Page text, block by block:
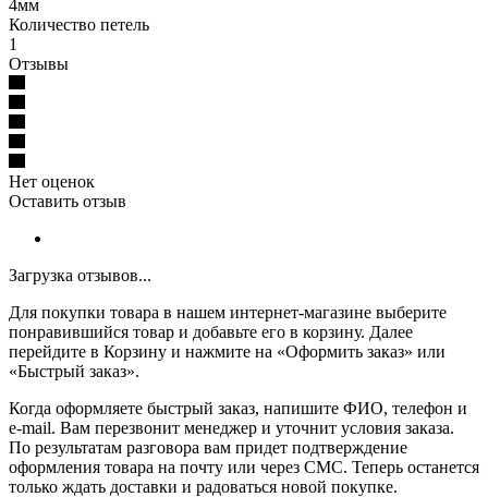
4мм
Количество петель
1
Отзывы
Нет оценок
Оставить отзыв
Загрузка отзывов...
Для покупки товара в нашем интернет-магазине выберите
понравившийся товар и добавьте его в корзину. Далее
перейдите в Корзину и нажмите на «Оформить заказ» или
«Быстрый заказ».
Когда оформляете быстрый заказ, напишите ФИО, телефон и
e-mail. Вам перезвонит менеджер и уточнит условия заказа.
По результатам разговора вам придет подтверждение
оформления товара на почту или через СМС. Теперь останется
только ждать доставки и радоваться новой покупке.